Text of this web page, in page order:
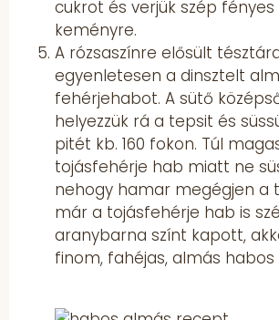
cukrot és verjük szép
keményre.
A rózsaszínre elősült
egyenletesen a dinsztelt
fehérjehabot. A sütő
helyezzük rá a tepsit és
pitét kb. 160 fokon. Túl
tojásfehérje hab miatt ne
nehogy hamar megégjen a
már a tojásfehérje hab is
aranybarna színt kapott,
finom, fahéjas, almás habos